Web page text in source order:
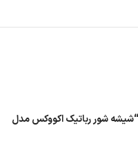
شور رباتیک اکووکس مدل